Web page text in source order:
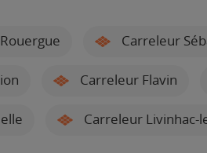
Carreleur
Carreleur Flavin
Carreleur Livinhac-